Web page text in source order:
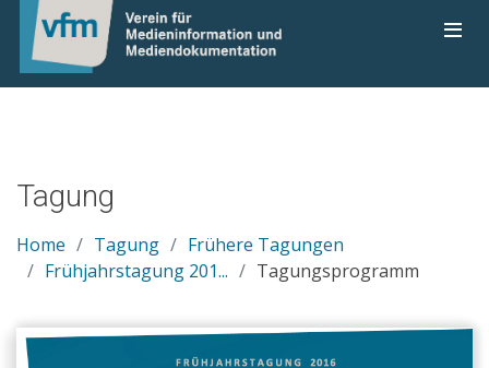
Tagung
Home Tagung
Frühere Tagungen
Frühjahrstagung 201...
Tagungsprogramm